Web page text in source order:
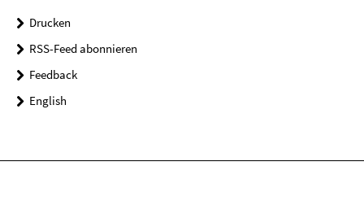
Drucken
RSS-Feed abonnieren
Feedback
English